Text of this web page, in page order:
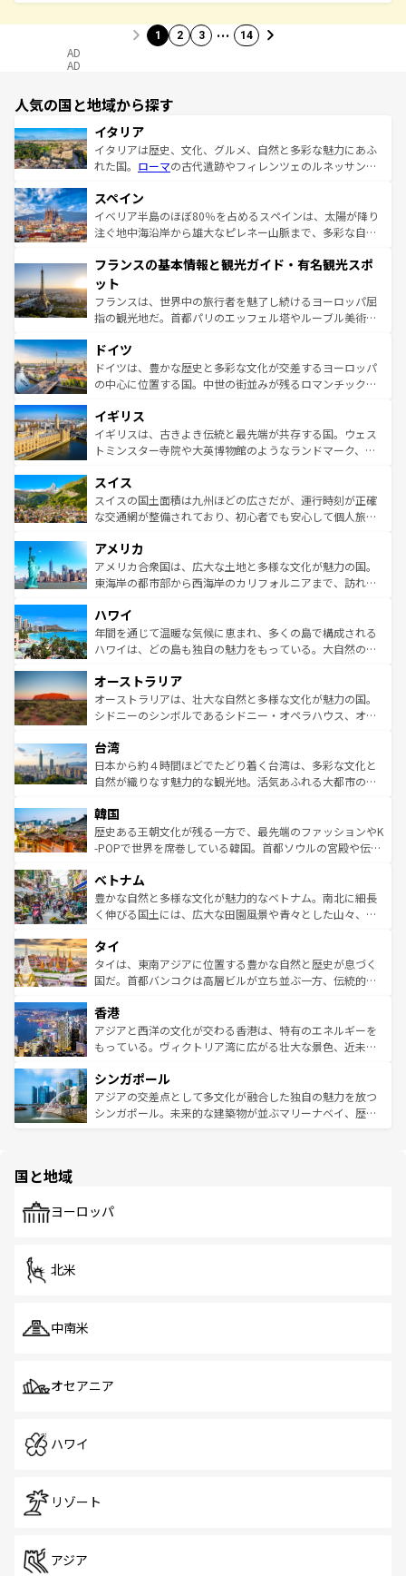
1 2 3 … 14
AD
AD
人気の国と地域から探す
イタリア
イタリアは歴史、文化、グルメ、自然と多彩な魅力にあふ
れた国。 ローマの古代遺跡やフィレンツェのルネッサンス
ろん、トスカーナの美しい田園風景やアマルフィ海岸の絶
景など、自然景観も見逃せない。観光の合間には、本場の
ピザやパスタなど、絶品のイタリア料理を堪能することも
ませてくれるイタリアで、忘れられない旅をしてみよう！
なお、新着のイタリア情報は
しい。
スペイン
イベリア半島のほぼ80％を占めるスペインは、太陽が降り
注ぐ地中海沿岸から雄大なピレネー山脈まで、多彩な自然
文化が根付くこの国では、情熱的なフラメンコ、熱気あふ
れる闘牛、そして美味しいタパスが生活の一部となってい
る。首都マドリードの洗練された雰囲気や、バルセロナの
アートに溢れた街角から、地方では古代ローマ遺跡や中世
せる。地方によって風土や気候が異なるスペインはその個
性で訪れる人を魅了する。 なお、新着のスペイン情報は コ
ンテンツ一覧を参照してほしい。
フランスの基本情報と観光ガイド・有名観光スポ
ット
フランスは、世界中の旅行者を魅了し続けるヨーロッパ屈
指の観光地だ。首都パリのエッフェル塔やルーブル美術館
で、幅広い魅力が詰まっている。華麗な宮殿、歴史的な大
聖堂、美しいビーチ、そして豊かな自然が、訪れる者を心
から魅了する。また、フランスは美食の国としても知ら
いる。シャンパンの発祥地であるランス、プロヴァンスの
香り高いラベンダー畑など、多彩な楽しみ方が可能だ。さ
らに、パリ以外の地域にも魅力が溢れており、どの街角に
れる地方に足を運ぶとそれぞれで全く異なる文化を体験で
きるだろう。 なお、新着のフランス情報はコンテンツ一覧
を参照してほしい。
ドイツ
ドイツは、豊かな歴史と多彩な文化が交差するヨーロッパ
の中心に位置する国。中世の街並みが残るロマンチック街
顔を持つこの国は、どこを歩いても飽きることがない。ベ
ルリンの文化的活気、バイエルン州のアルプスの絶景、そ
してライン川沿いのワイン畑といった風景は必見。ビール
は、お酒好きな人にはぜひ体験してほしい。 なお、新着の
ドイツ情報はコンテンツ一覧を参照してほしい。
イギリス
イギリスは、古きよき伝統と最先端が共存する国。ウェス
トミンスター寺院や大英博物館のようなランドマーク、歴
リアごとに異なる魅力がある。また、優雅なアフタヌーン
ティー、ビール好きにはたまらない英国パブ、サッカー観
戦など、本場だからこそできる体験も豊富。イギリスを旅
ンツ一覧を参照してほしい。
スイス
スイスの国土面積は九州ほどの広さだが、運行時刻が正確
な交通網が整備されており、初心者でも安心して個人旅行
の建物がそのまま残る町や、スイスならではのユニークな
博物館もあり、アルプス観光だけでなく町歩きも満喫する
ことができる。国民の所得が高いため物価も高いが、旅行
ば市内交通費無料で観光を楽しむこともできる。 なお、新
着のスイス情報はコンテンツ一覧 を参照してほしい。
アメリカ
アメリカ合衆国は、広大な土地と多様な文化が魅力の国。
東海岸の都市部から西海岸のカリフォルニアまで、訪れる
のような巨大都市は、観光、ショッピング、エンターテイ
ンメントが詰まった刺激的なスポットだ。一方、アメリカ
西部には大自然が広がり、グランドキャニオンやイエロー
部のニューオーリンズでは、音楽と美食が融合した独特の
文化が魅力。旅行者はアメリカの各地域で異なる魅力を楽
しみながら、その多様性と豊かな歴史を感じることができ
ならではの贅沢な旅のスタイルだ。 なお、新着のアメリカ
情報はコンテンツ一覧を参照してほしい。
ハワイ
年間を通じて温暖な気候に恵まれ、多くの島で構成される
ハワイは、どの島も独自の魅力をもっている。大自然の神
ワイ島は見逃せない。また、定番の観光地といえばオアフ
島だが、静かな自然を求めるならマウイ島やカウアイ島が
おすすめ。エメラルドグリーンに輝く海をはじめ、豊かな
れるおもてなしの心で訪れる人々を迎えてくれるハワイの
人々、おいしいローカルフードやハワイアンミュージッ
ク、伝統的なフラダンスなど、すべてがハワイの魅力を彩
ワイを、存分に味わってほしい。 なお、新着のハワイ情報
はコンテンツ一覧を参照してほしい。
オーストラリア
オーストラリアは、壮大な自然と多様な文化が魅力の国。
シドニーのシンボルであるシドニー・オペラハウス、オー
リアリーフや大陸中央部にそびえるウルル（エアーズロッ
ク）、タスマニアの美しい原生林やケアンズの熱帯雨林な
ど、見どころがたくさん。また、カフェやワイン、オージ
いる。アクティビティも充実しており、サーフィンやダイ
ビング、ハイキングなど、アウトドア好きにはたまらな
い。オーストラリアの多彩な魅力を存分に味わいつくそ
参照してほしい。
台湾
日本から約４時間ほどでたどり着く台湾は、多彩な文化と
自然が織りなす魅力的な観光地。活気あふれる大都市の台
ン）、静ひつな山岳地帯である台湾東部など、都市の喧騒
と山間の静けさが共存しており、訪れる人に新しい発見と
驚きをもたらしてくれる。また、奥深い台湾の食文化も魅
容にもいいと評判のスイーツなど、バラエティ豊かな料理
が味わえる。 なお、新着の台湾情報は コンテンツ一覧を参
照してほしい。
韓国
歴史ある王朝文化が残る一方で、最先端のファッションやK
-POPで世界を席巻している韓国。首都ソウルの宮殿や伝統
き、地方に足を延ばせば四季折々の自然美を楽しむことが
できる。そして、キムチや焼肉、絶品のストリートフード
まで、さまざまな韓国料理が待っている。夜には、韓国な
リティに包まれながら、韓国の多彩な魅力を心ゆくまで味
わってみてほしい。 なお、新着の韓国情報はコンテンツ一
覧を参照してほしい。
ベトナム
豊かな自然と多様な文化が魅力的なベトナム。南北に細長
く伸びる国土には、広大な田園風景や青々とした山々、世
急速な発展と共に伝統が息づく。ハノイの古い町並みやホ
ーチミン市のフランス統治時代の建物も、独特の雰囲気を
醸し出している。また、バラエティの豊かさとおいしさで
とつ。フォーやバインミー、ベトナムコーヒーなどは、ぜ
ひ現地で味わいたい。どの地域を訪れてもあたたかい人々
が旅行者を迎えてくれるので、きっと忘れられない旅にな
参照してほしい。
タイ
タイは、東南アジアに位置する豊かな自然と歴史が息づく
国だ。首都バンコクは高層ビルが立ち並ぶ一方、伝統的な
の活気が交差している。北部ではチェンマイなどの山岳地
帯で自然と触れ合い、南部ではプーケットやクラビの美し
いビーチでリゾート気分を楽しむことができる。タイ料理
激する。気候は一年中温暖で、どの季節にも異なる楽しみ
が待っている。親しみやすいタイの人々、仏教を中心とし
た文化、そして多様な観光資源が、訪れる旅人を魅了し続
香港
アジアと西洋の文化が交わる香港は、特有のエネルギーを
もっている。ヴィクトリア湾に広がる壮大な景色、近未来
み、どこを訪れても感動するはず。観光スポットが密集し
ており、効率よく見どころを回れるのも魅力。息をのむよ
うな絶景から文化的な体験まで、香港を存分に楽しみ尽く
シンガポール
アジアの交差点として多文化が融合した独自の魅力を放つ
シンガポール。未来的な建築物が並ぶマリーナベイ、歴史
で、ホーカーズは地元の風情を楽しめる外せないスポット
国と地域
ヨーロッパ
北米
中南米
オセアニア
ハワイ
リゾート
アジア